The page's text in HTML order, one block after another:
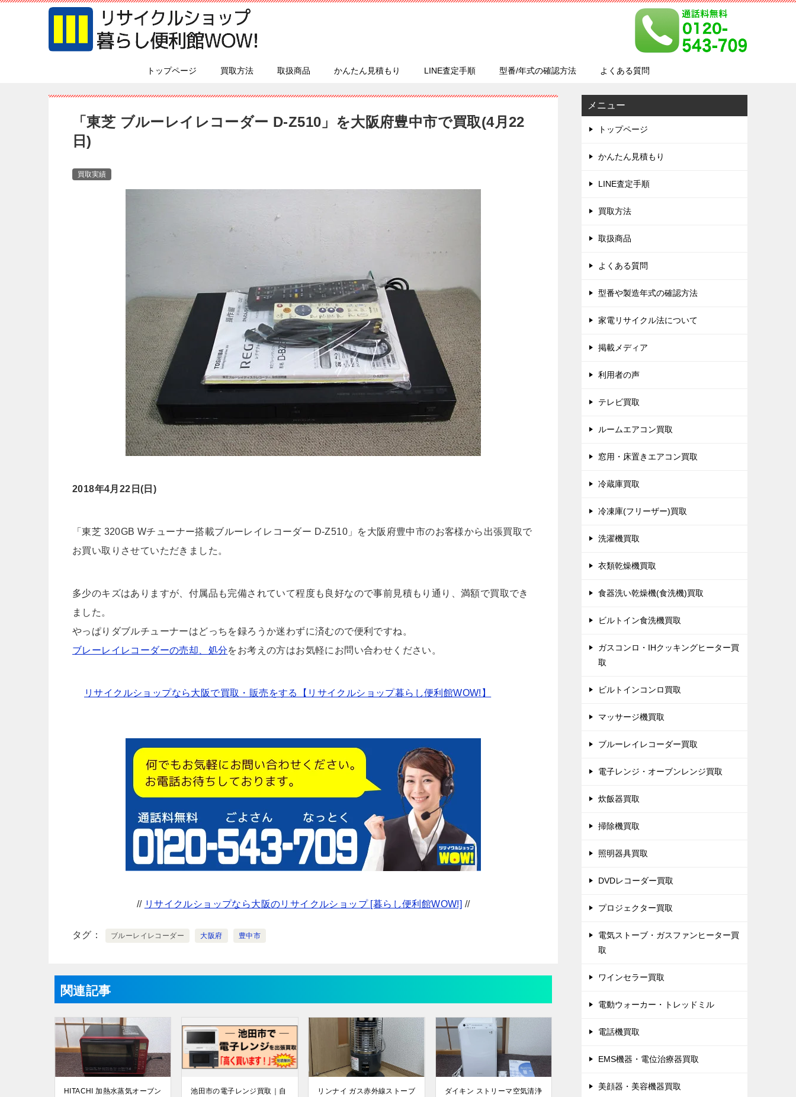
トップページ 買取方法 取扱商品 かんたん見積もり LINE査定手順 型番/年式の確認方法 よくある質問
「東芝 ブルーレイレコーダー D-Z510」を大阪府豊中市で買取(4月22
日)
買取実績
2018年4月22日(日)
「東芝 320GB Wチューナー搭載ブルーレイレコーダー D-Z510」を大阪府豊中市のお客様から出張買取で
お買い取りさせていただきました。
多少のキズはありますが、付属品も完備されていて程度も良好なので事前見積もり通り、満額で買取でき
ました。
やっぱりダブルチューナーはどっちを録ろうか迷わずに済むので便利ですね。
ブレーレイレコーダーの売却、処分をお考えの方はお気軽にお問い合わせください。
リサイクルショップなら大阪で買取・販売をする【リサイクルショップ暮らし便利館WOW!】
// リサイクルショップなら大阪のリサイクルショップ [暮らし便利館WOW!] //
タグ ブルーレイレコーダー 大阪府 豊中市
関連記事
HITACHI 加熱水蒸気オーブン
池田市の電子レンジ買取｜自
リンナイ ガス赤外線ストーブ
ダイキン ストリーマ空気清浄
メニュー
トップページ
かんたん見積もり
LINE査定手順
買取方法
取扱商品
よくある質問
型番や製造年式の確認方法
家電リサイクル法について
掲載メディア
利用者の声
テレビ買取
ルームエアコン買取
窓用・床置きエアコン買取
冷蔵庫買取
冷凍庫(フリーザー)買取
洗濯機買取
衣類乾燥機買取
食器洗い乾燥機(食洗機)買取
ビルトイン食洗機買取
ガスコンロ・IHクッキングヒーター買
取
ビルトインコンロ買取
マッサージ機買取
ブルーレイレコーダー買取
電子レンジ・オーブンレンジ買取
炊飯器買取
掃除機買取
照明器具買取
DVDレコーダー買取
プロジェクター買取
電気ストーブ・ガスファンヒーター買
取
ワインセラー買取
電動ウォーカー・トレッドミル
電話機買取
EMS機器・電位治療器買取
美顔器・美容機器買取